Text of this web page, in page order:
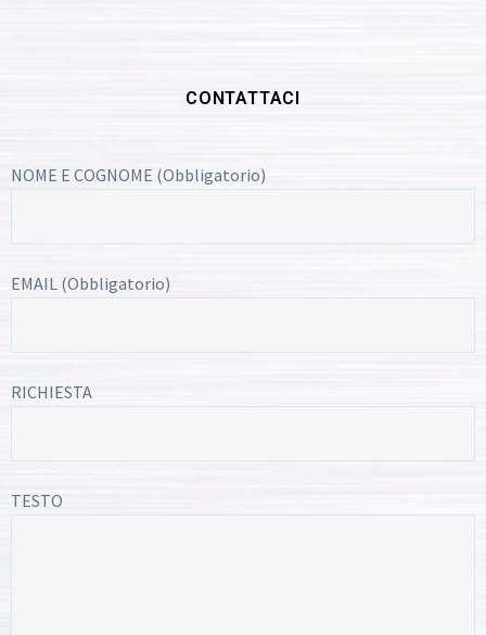
CONTATTACI
NOME E COGNOME (Obbligatorio)
EMAIL (Obbligatorio)
RICHIESTA
TESTO